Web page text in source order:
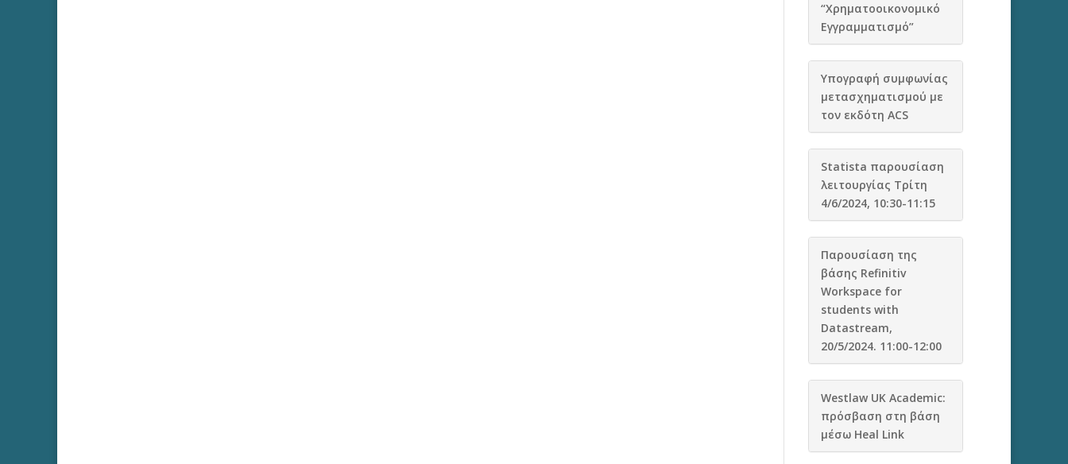
“Χρηματοοικονομικό
Εγγραμματισμό”
Υπογραφή συμφωνίας
μετασχηματισμού με
τον εκδότη ACS
Statista παρουσίαση
λειτουργίας Τρίτη
4/6/2024, 10:30-11:15
Παρουσίαση της
βάσης Refinitiv
Workspace for
students with
Datastream,
20/5/2024. 11:00-12:00
Westlaw UK Academic:
πρόσβαση στη βάση
μέσω Heal Link